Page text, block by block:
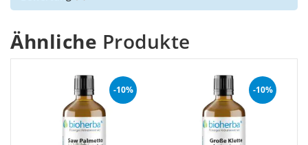
Ähnliche Produkte
-10% -10%